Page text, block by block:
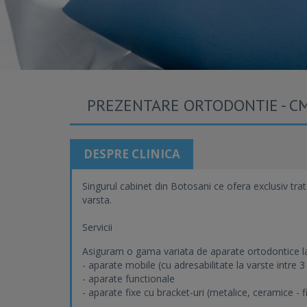
PREZENTARE ORTODONTIE -
DESPRE CLINICA
Singurul cabinet din Botosani ce ofera exclusiv
varsta.
Servicii
Asiguram o gama variata de aparate ortodontice
- aparate mobile (cu adresabilitate la varste intre
- aparate functionale
- aparate fixe cu bracket-uri (metalice, ceramice -